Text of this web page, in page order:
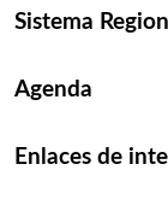
Sistema
Agenda
Enlaces de